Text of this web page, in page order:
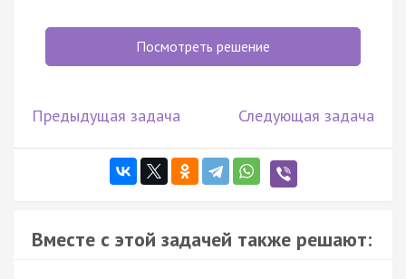
Посмотреть решение
Предыдущая задача Следующая задача
Вместе с этой задачей также решают: